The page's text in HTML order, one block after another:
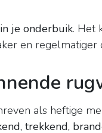
je onderbuik. Het
en regelmatiger
als heftige
trekkend,